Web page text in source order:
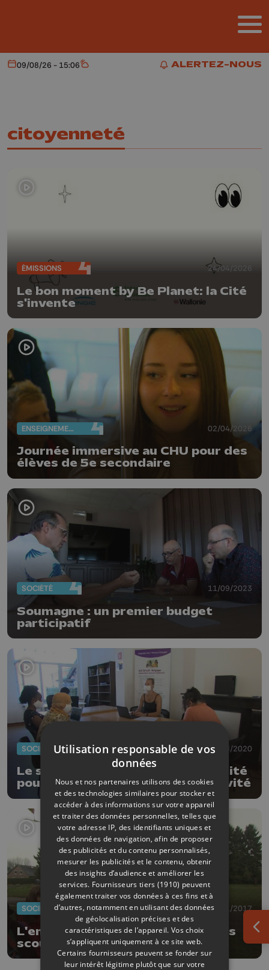
ALERTEZ-NOUS
ALERTEZ-NOUS
Aujourd'hui
09/08/26 - 15:06 Météo
citoyenneté
ÉMISSIONS 24/04/2026
Le bon moment by Be Planet: la Cité
s'invente
ENSEIGNEMENT 02/04/2026
Journée immersive au CHU pour des
élèves de 5e secondaire
SOCIÉTÉ 11/09/2023
Soumagne : un premier budget
participatif
SOCIÉTÉ 05/08/2020
Le service citoyen : une opportunité
pour les jeunes d'aider la collectivité
SOCIÉTÉ 25/11/2017
L'environnement pour moteur des
scouts de Beaufays
Utilisation responsable de vos
données
Nous et nos partenaires utilisons des cookies
et des technologies similaires pour stocker et
accéder à des informations sur votre appareil
et traiter des données personnelles, telles que
votre adresse IP, des identifiants uniques et
des données de navigation, afin de proposer
des publicités et du contenu personnalisés,
mesurer les publicités et le contenu, obtenir
des insights d’audience et améliorer les
services. Fournisseurs tiers (1910) peuvent
également traiter vos données à ces fins et à
d’autres, notamment en utilisant des données
de géolocalisation précises et des
caractéristiques de l’appareil. Vos choix
s’appliquent uniquement à ce site web.
Certains fournisseurs peuvent se fonder sur
leur intérêt légitime plutôt que sur votre